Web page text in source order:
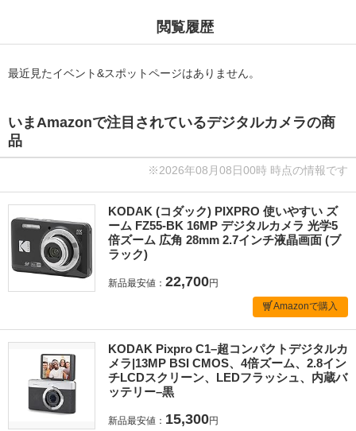
閲覧履歴
最近見たイベント&スポットページはありません。
いまAmazonで注目されているデジタルカメラの商
品
※2026年08月08日00時 時点の情報です
KODAK (コダック) PIXPRO 使いやすい ズ
ーム FZ55-BK 16MP デジタルカメラ 光学5
倍ズーム 広角 28mm 2.7インチ液晶画面 (ブ
ラック)
新品最安値： 22,700円
Amazonで購入
KODAK Pixpro C1–超コンパクトデジタルカ
メラ|13MP BSI CMOS、4倍ズーム、2.8イン
チLCDスクリーン、LEDフラッシュ、内蔵バ
ッテリー–黒
新品最安値： 15,300円